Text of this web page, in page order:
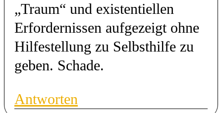
„Traum“ und existentiellen
Erfordernissen aufgezeigt ohne
Hilfestellung zu Selbsthilfe zu
geben. Schade.
Antworten